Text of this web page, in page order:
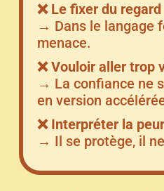
❌ Le fixer du regard
→ Dans le langage
menace.
❌ Vouloir aller trop
→ La confiance ne
en version
❌ Interpréter la
→ Il se protège, il